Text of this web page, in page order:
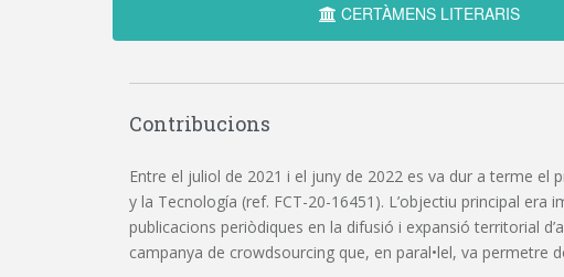
CERTÀMENS LITERARIS
Contribucions
Entre el juliol de 2021 i el juny de 2022 es va dur a terme el
y la Tecnología (ref. FCT-20-16451). L’objectiu principal
publicacions periòdiques en la difusió i expansió territorial
campanya de crowdsourcing que, en paral•lel, va permetre